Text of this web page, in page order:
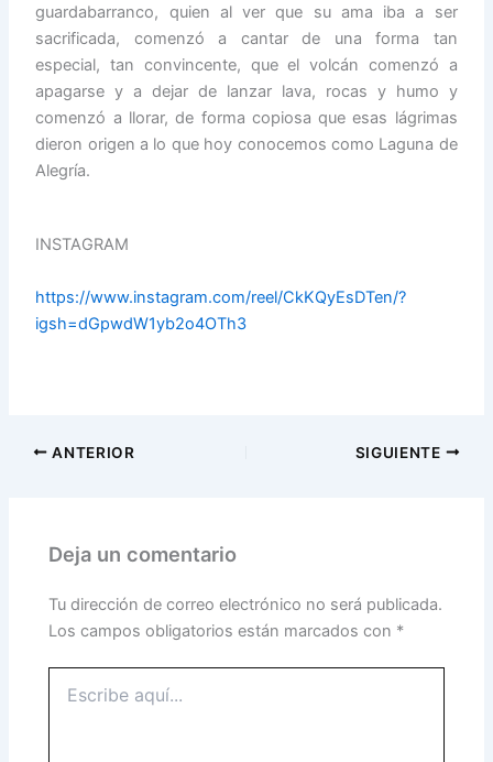
guardabarranco, quien al ver que su ama iba a ser
sacrificada, comenzó a cantar de una forma tan
especial, tan convincente, que el volcán comenzó a
apagarse y a dejar de lanzar lava, rocas y humo y
comenzó a llorar, de forma copiosa que esas lágrimas
dieron origen a lo que hoy conocemos como Laguna de
Alegría.
INSTAGRAM
https://www.instagram.com/reel/CkKQyEsDTen/?
igsh=dGpwdW1yb2o4OTh3
ANTERIOR SIGUIENTE
Deja un comentario
Tu dirección de correo electrónico no será publicada.
Los campos obligatorios están marcados con *
aquí...